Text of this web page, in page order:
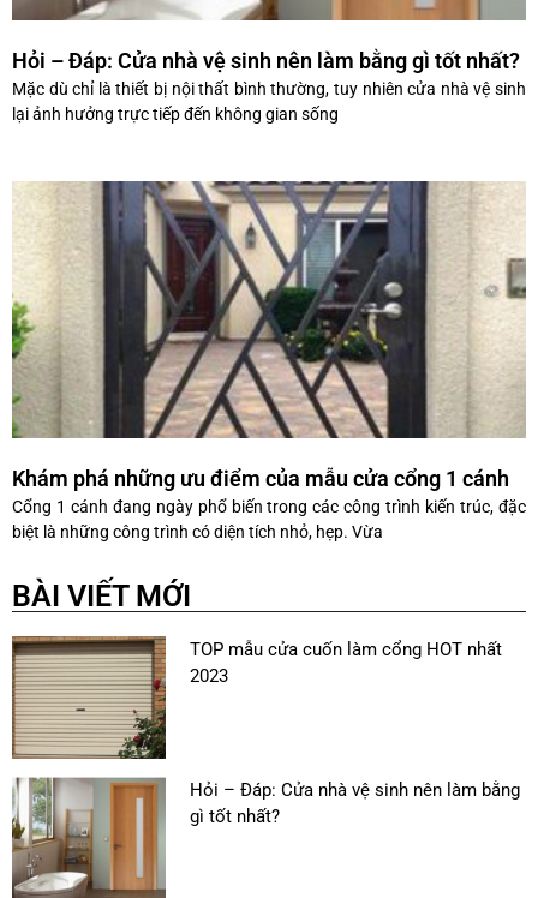
Hỏi – Đáp: Cửa nhà vệ sinh nên làm bằng gì tốt nhất?
Mặc dù chỉ là thiết bị nội thất bình thường, tuy nhiên cửa nhà vệ sinh
lại ảnh hưởng trực tiếp đến không gian sống
Khám phá những ưu điểm của mẫu cửa cổng 1 cánh
Cổng 1 cánh đang ngày phổ biến trong các công trình kiến trúc, đặc
biệt là những công trình có diện tích nhỏ, hẹp. Vừa
BÀI VIẾT MỚI
TOP mẫu cửa cuốn làm cổng HOT nhất
2023
Hỏi – Đáp: Cửa nhà vệ sinh nên làm bằng
gì tốt nhất?